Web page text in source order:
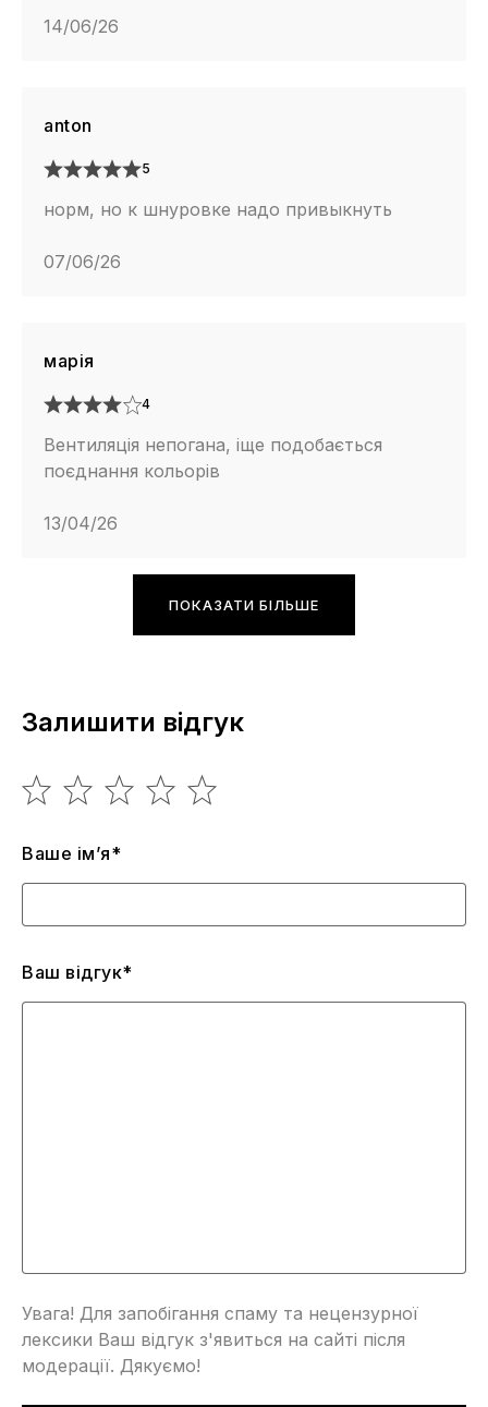
14/06/26
anton
5
норм, но к шнуровке надо привыкнуть
07/06/26
марія
4
Вентиляція непогана, іще подобається
поєднання кольорів
13/04/26
ПОКАЗАТИ БІЛЬШЕ
Залишити відгук
Ваше ім’я*
Ваш відгук*
Увага! Для запобігання спаму та нецензурної
лексики Ваш відгук з'явиться на сайті після
модерації. Дякуємо!